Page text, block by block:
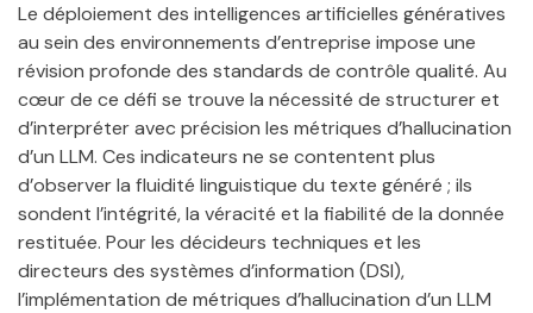
Le déploiement des intelligences artificielles génératives
au sein des environnements d’entreprise impose une
révision profonde des standards de contrôle qualité. Au
cœur de ce défi se trouve la nécessité de structurer et
d’interpréter avec précision les métriques d’hallucination
d’un LLM. Ces indicateurs ne se contentent plus
d’observer la fluidité linguistique du texte généré ; ils
sondent l’intégrité, la véracité et la fiabilité de la donnée
restituée. Pour les décideurs techniques et les
directeurs des systèmes d’information (DSI),
l’implémentation de métriques d’hallucination d’un LLM